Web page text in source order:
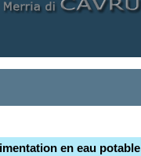
en eau potable